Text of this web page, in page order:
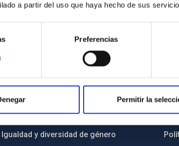
a partir del uso que haya hecho de sus
Preferencias
Permitir la
INFORMACIÓN INSTITUCIONAL
Legislación
Transparencia
Igualdad y diversidad de género